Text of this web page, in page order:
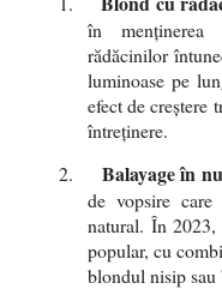
în menținerea
rădăcinilor
luminoase pe
efect de creștere
întreținere.
2.
Balayage în
de vopsire
natural. În
popular, cu
blondul nisip